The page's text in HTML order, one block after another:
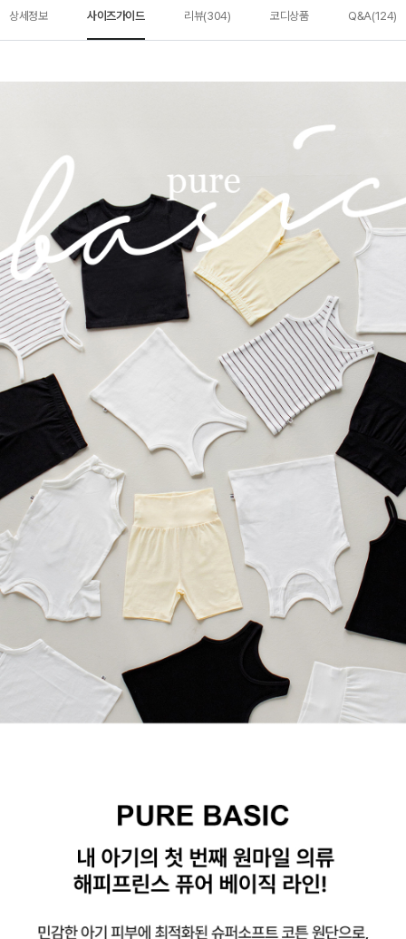
상세정보 사이즈가이드 리뷰(304) 코디상품 Q&A(124)